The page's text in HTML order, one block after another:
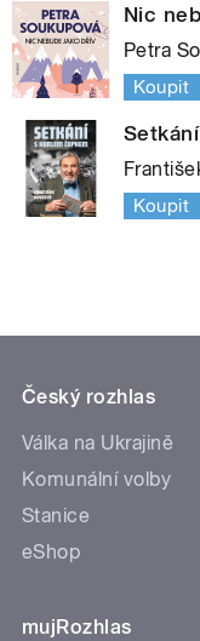
Nic
Petra
Koupit
Koupit
Český rozhlas
Válka na Ukrajině
Komunální volby
Stanice
eShop
mujRozhlas